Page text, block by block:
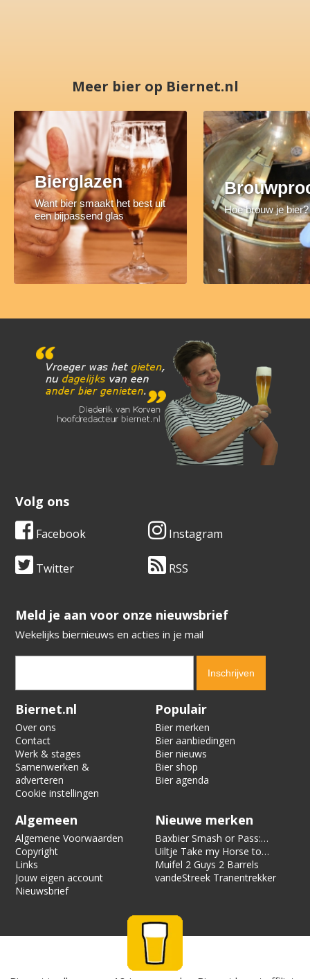
Meer bier op Biernet.nl
Bierglazen
Want bier smaakt het best uit
een bijpassend glas
Hoe brouw je bier?
Volg ons
Facebook Instagram
Twitter RSS
​​​​​​​Meld je aan voor onze nieuwsbrief
Wekelijks biernieuws en acties in je mail
Verification code:
Biernet.nl
Over ons
Contact
Werk & stages
Samenwerken &
adverteren
Cookie instellingen
Populair
Bier merken
Bier aanbiedingen
Bier nieuws
Bier shop
Bier agenda
Algemeen
Algemene Voorwaarden
Copyright
Links
Jouw eigen account
Nieuwsbrief
Nieuwe merken
Baxbier Smash or Pass:
Strata
Uiltje Take my Horse to
the Hotel Room
Muifel 2 Guys 2 Barrels
vandeStreek Tranentrekker